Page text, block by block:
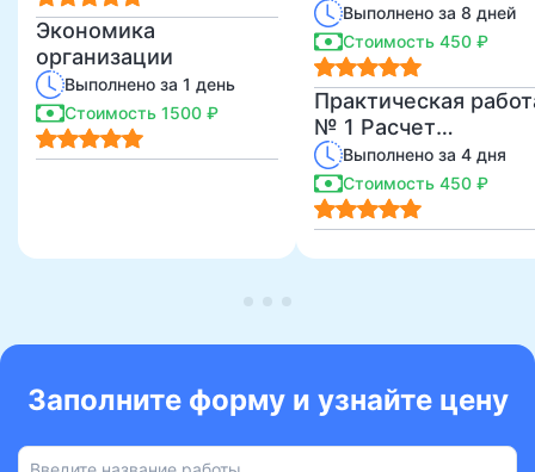
Экономика
организации
Выполнено за 1 день
Стоимость 1500 ₽
Выполнено за 8 дней
Стоимость 450 ₽
Практическая
№ 1 Расчет
длительности
производственного
цикла
Выполнено за 4 дня
Стоимость 450 ₽
Заполните форму и узнайте цену